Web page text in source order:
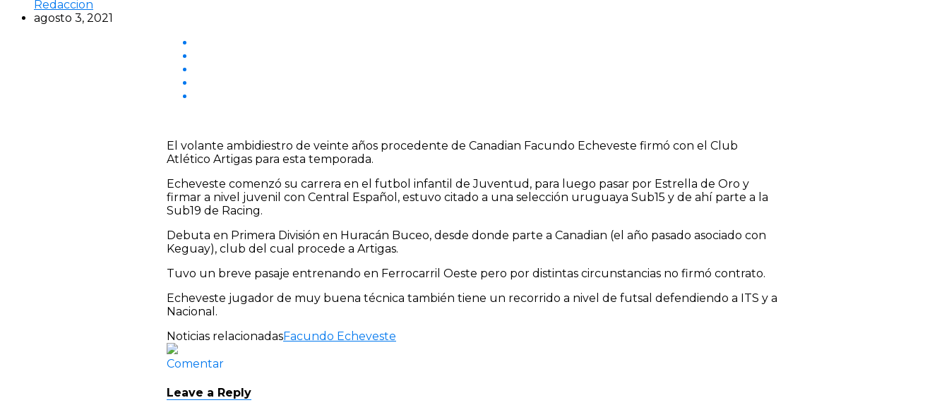
Redaccion
agosto 3, 2021
El volante ambidiestro de veinte años procedente de Canadian Facundo Echeveste firmó con el Club
Atlético Artigas para esta temporada.
Echeveste comenzó su carrera en el futbol infantil de Juventud, para luego pasar por Estrella de Oro y
firmar a nivel juvenil con Central Español, estuvo citado a una selección uruguaya Sub15 y de ahí parte a la
Sub19 de Racing.
Debuta en Primera División en Huracán Buceo, desde donde parte a Canadian (el año pasado asociado con
Keguay), club del cual procede a Artigas.
Tuvo un breve pasaje entrenando en Ferrocarril Oeste pero por distintas circunstancias no firmó contrato.
Echeveste jugador de muy buena técnica también tiene un recorrido a nivel de futsal defendiendo a ITS y a
Nacional.
Noticias relacionadasFacundo Echeveste
Comentar
Leave a Reply